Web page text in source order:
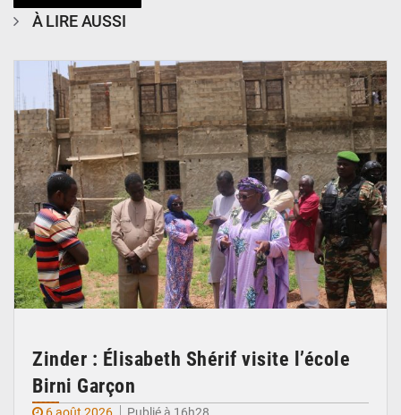
À LIRE AUSSI
Zinder : Élisabeth Shérif visite l’école
Birni Garçon